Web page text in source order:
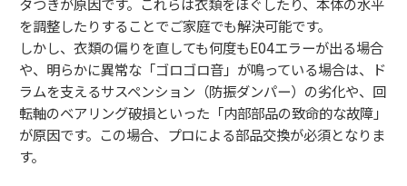
を調整したりすることでご家庭でも解決可能です。
しかし、衣類の偏りを直しても何度もE04エラーが出る場合
や、明らかに異常な「ゴロゴロ音」が鳴っている場合は、ド
ラムを支えるサスペンション（防振ダンパー）の劣化や、回
転軸のベアリング破損といった「内部部品の致命的な故障」
が原因です。この場合、プロによる部品交換が必須となりま
す。